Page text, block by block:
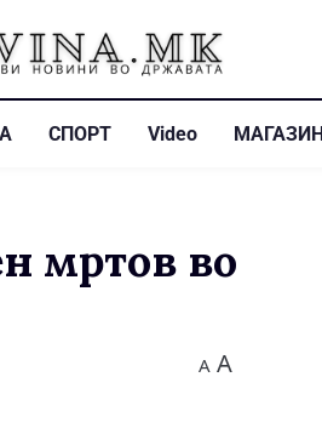
СПОРТ Video МАГАЗИН
мртов во
A A